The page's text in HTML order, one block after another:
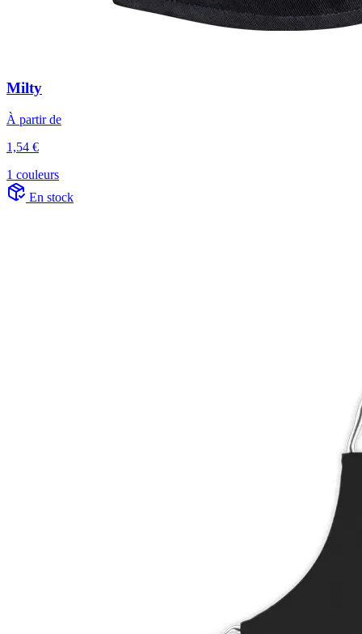
Milty
À partir de
1,54 €
1 couleurs
En stock